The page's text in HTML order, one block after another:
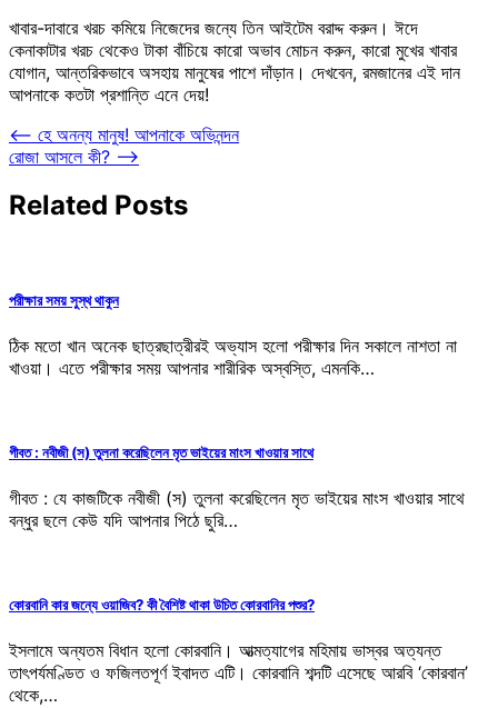
খাবার-দাবারে খরচ কমিয়ে নিজেদের জন্যে তিন আইটেম বরাদ্দ করুন। ঈদে
কেনাকাটার খরচ থেকেও টাকা বাঁচিয়ে কারো অভাব মোচন করুন, কারো মুখের খাবার
যোগান, আন্তরিকভাবে অসহায় মানুষের পাশে দাঁড়ান। দেখবেন, রমজানের এই দান
আপনাকে কতটা প্রশান্তি এনে দেয়!
Post
navigation
⟵ হে অনন্য মানুষ! আপনাকে অভিনন্দন
রোজা আসলে কী? ⟶
Related Posts
পরীক্ষার সময় সুস্থ থাকুন
ঠিক মতো খান অনেক ছাত্রছাত্রীরই অভ্যাস হলো পরীক্ষার দিন সকালে নাশতা না
খাওয়া। এতে পরীক্ষার সময় আপনার শারীরিক অস্বস্তি, এমনকি…
গীবত : নবীজী (স) তুলনা করেছিলেন মৃত ভাইয়ের মাংস খাওয়ার সাথে
গীবত : যে কাজটিকে নবীজী (স) তুলনা করেছিলেন মৃত ভাইয়ের মাংস খাওয়ার সাথে
বন্ধুর ছলে কেউ যদি আপনার পিঠে ছুরি…
কোরবানি কার জন্যে ওয়াজিব? কী বৈশিষ্ট থাকা উচিত কোরবানির পশুর?
ইসলামে অন্যতম বিধান হলো কোরবানি। আত্মত্যাগের মহিমায় ভাস্বর অত্যন্ত
তাৎপর্যমণ্ডিত ও ফজিলতপূর্ণ ইবাদত এটি। কোরবানি শব্দটি এসেছে আরবি ‘কোরবান’
থেকে,…